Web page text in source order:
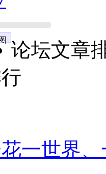
论坛文章
花一世界